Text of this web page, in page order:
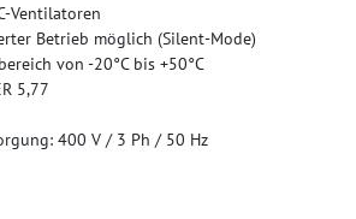
Ventilatoren
Betrieb möglich (Silent-Mode)
von -20°C bis +50°C
5,77
400 V / 3 Ph / 50 Hz